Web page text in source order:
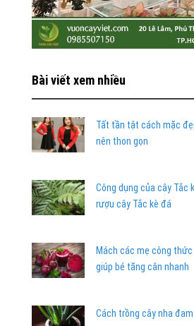
Bài viết xem nhiều
Tất tần tật cách mặc
nên thon gọn
Công dụng của cây Tắc
rượu cây Tắc kè đá
Mách các mẹ công
giúp bé tăng cân nhanh
Cách trồng cây nha